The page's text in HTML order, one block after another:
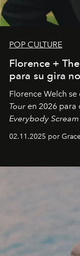
POP CULTURE
Florence +
para su gira
Florence Welch
Tour en 2026 para
Everybody Scream
fechas en
02.11.2025 por